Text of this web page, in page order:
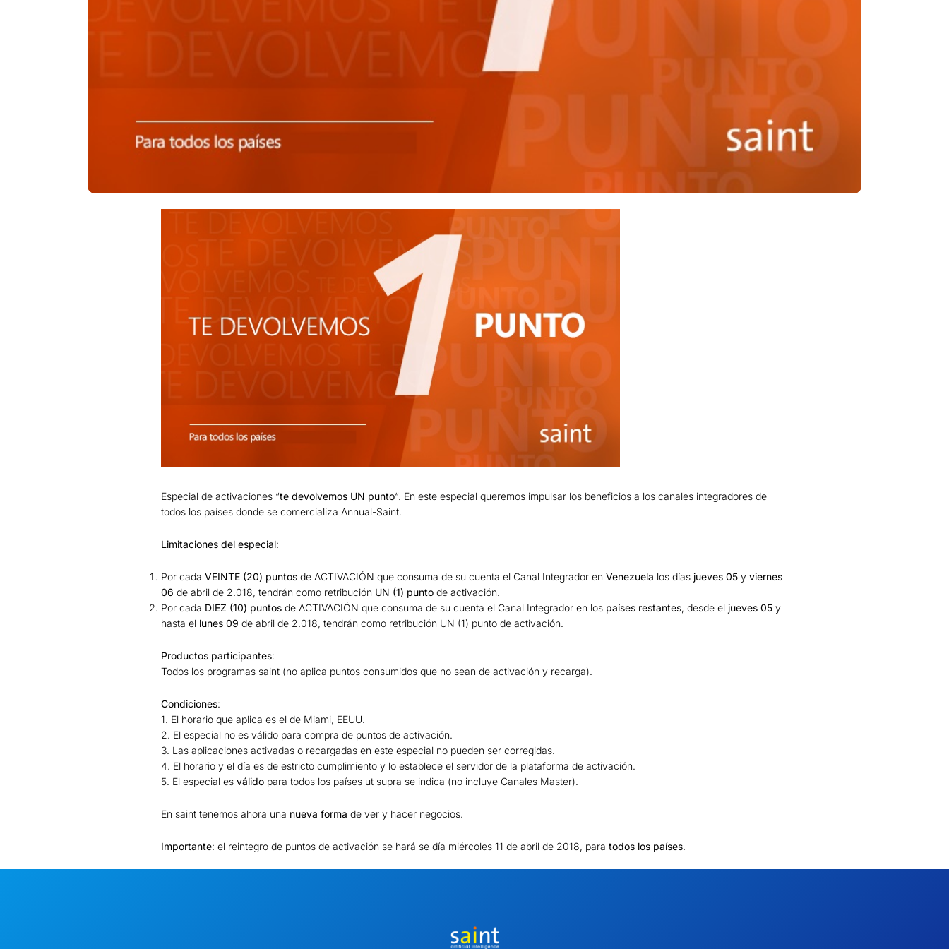
Especial de activaciones “te devolvemos UN punto“. En este especial queremos impulsar los beneficios a los canales integradores de
todos los países donde se comercializa Annual-Saint.
Limitaciones del especial:
Por cada VEINTE (20) puntos de ACTIVACIÓN que consuma de su cuenta el Canal Integrador en Venezuela los días jueves 05 y viernes
06 de abril de 2.018, tendrán como retribución UN (1) punto de activación.
Por cada DIEZ (10) puntos de ACTIVACIÓN que consuma de su cuenta el Canal Integrador en los países restantes, desde el jueves 05 y
hasta el lunes 09 de abril de 2.018, tendrán como retribución UN (1) punto de activación.
Productos participantes:
Todos los programas saint (no aplica puntos consumidos que no sean de activación y recarga).
Condiciones:
1. El horario que aplica es el de Miami, EEUU.
2. El especial no es válido para compra de puntos de activación.
3. Las aplicaciones activadas o recargadas en este especial no pueden ser corregidas.
4. El horario y el día es de estricto cumplimiento y lo establece el servidor de la plataforma de activación.
5. El especial es válido para todos los países ut supra se indica (no incluye Canales Master).
En saint tenemos ahora una nueva forma de ver y hacer negocios.
Importante: el reintegro de puntos de activación se hará se día miércoles 11 de abril de 2018, para todos los países.